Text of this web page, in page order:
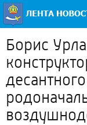
Борис